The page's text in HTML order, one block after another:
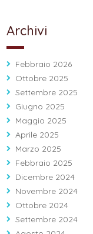
Archivi
Febbraio 2026
Ottobre 2025
Settembre 2025
Giugno 2025
Maggio 2025
Aprile 2025
Marzo 2025
Febbraio 2025
Dicembre 2024
Novembre 2024
Ottobre 2024
Settembre 2024